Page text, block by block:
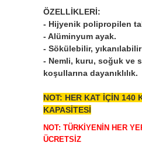
ÖZELLİKLERİ:
- Hijyenik polipropilen
- Alüminyum ayak.
- Sökülebilir,
- Nemli, kuru, soğuk ve
koşullarına dayanıklılık.
NOT: HER KAT İÇİN 140
KAPASİTESİ
NOT: TÜRKİYENİN HER
ÜCRETSİZ